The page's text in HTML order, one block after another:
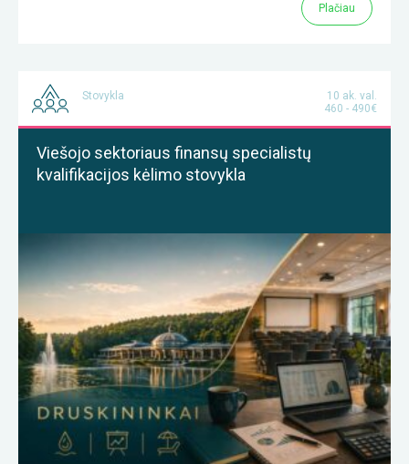
Plačiau
Stovykla
10 ak. val.
460 - 490€
Viešojo sektoriaus finansų specialistų
kvalifikacijos kėlimo stovykla